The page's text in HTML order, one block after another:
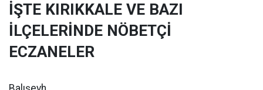
İŞTE KIRIKKALE VE BAZI
İLÇELERİNDE NÖBETÇİ
ECZANELER